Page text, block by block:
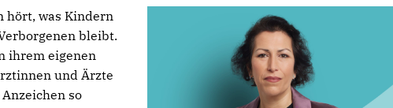
hört, was Kindern
bleibt.
ihrem eigenen
und Ärzte
so